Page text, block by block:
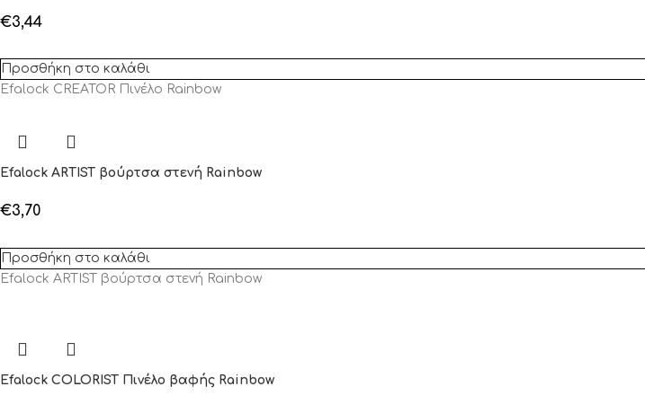
€3,44
Προσθήκη στο καλάθι
Efalock CREATOR Πινέλο Rainbow
Efalock ARTIST βούρτσα στενή Rainbow
€3,70
Προσθήκη στο καλάθι
Efalock ARTIST βούρτσα στενή Rainbow
Efalock COLORIST Πινέλο βαφής Rainbow